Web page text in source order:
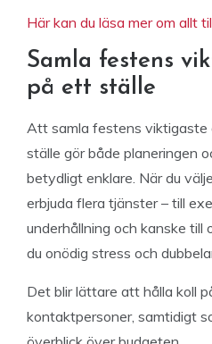
Här kan du läsa mer om allt
Samla festens
på ett ställe
Att samla festens viktigaste
ställe gör både planeringen
betydligt enklare. När du
erbjuda flera tjänster – till
underhållning och kanske till
du onödig stress och
Det blir lättare att hålla koll
kontaktpersoner, samtidigt